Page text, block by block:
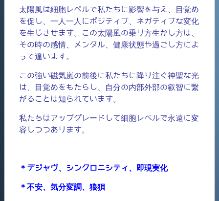
太陽風は細胞レベルで私たちに影響を与え、目覚め
を促し、一人一人にポジティブ、ネガティブな変化
を生じさせます。この太陽風の乗り方生かし方は、
その時の感情、メンタル、健康状態や過ごし方によ
って違います。
この強い磁気嵐の前後に私たちに降り注ぐ神聖な光
は、目覚めをもたらし、自分の内部外部の叡智に繋
がることは知られています。
私たちはアップグレードして細胞レベルで永遠に変
容しつつあります。
＊デジャヴ、シンクロニシティ、即現実化
＊不安、気分変調、狼狽